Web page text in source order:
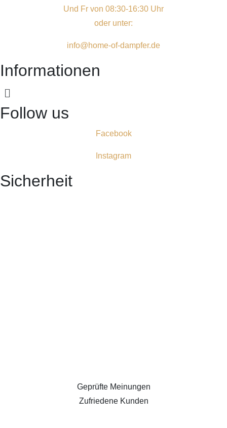
Und Fr von 08:30-16:30 Uhr
oder unter:
info@home-of-dampfer.de
Informationen
Menü
Follow us
Facebook
Instagram
Sicherheit
Geprüfte Meinungen
Zufriedene Kunden